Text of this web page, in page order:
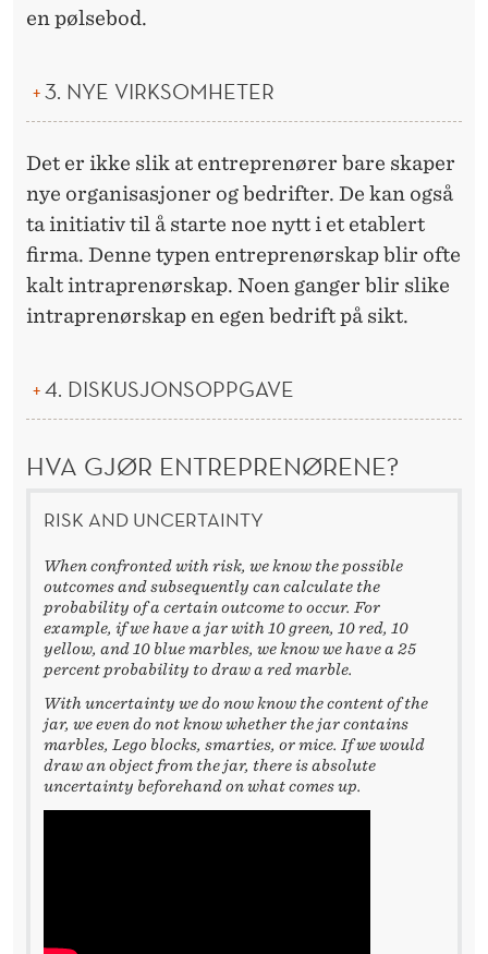
en pølsebod.
3. NYE VIRKSOMHETER
Det er ikke slik at entreprenører bare skaper
nye organisasjoner og bedrifter. De kan også
ta initiativ til å starte noe nytt i et etablert
firma. Denne typen entreprenørskap blir ofte
kalt intraprenørskap. Noen ganger blir slike
intraprenørskap en egen bedrift på sikt.
4. DISKUSJONSOPPGAVE
HVA GJØR ENTREPRENØRENE?
RISK AND UNCERTAINTY
When confronted with risk, we know the possible
outcomes and subsequently can calculate the
probability of a certain outcome to occur. For
example, if we have a jar with 10 green, 10 red, 10
yellow, and 10 blue marbles, we know we have a 25
percent probability to draw a red marble.
With uncertainty we do now know the content of the
jar, we even do not know whether the jar contains
marbles, Lego blocks, smarties, or mice. If we would
draw an object from the jar, there is absolute
uncertainty beforehand on what comes up.